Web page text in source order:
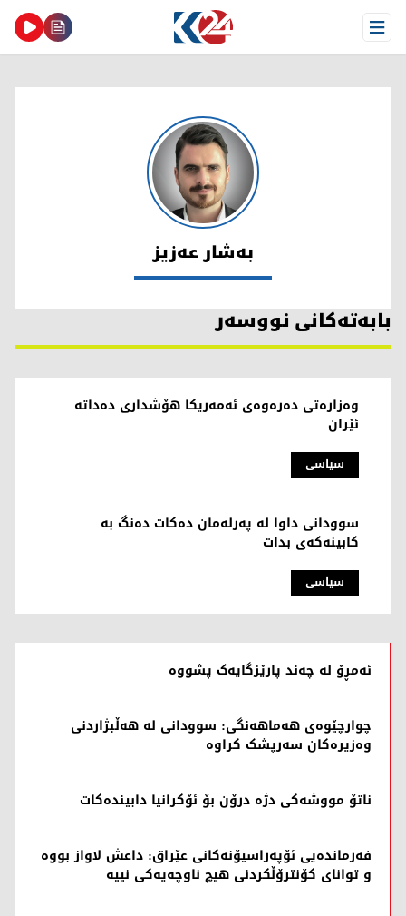
Open Menu
بەشار عەزیز
بەشار عەزیز
بابەتەکانی نووسەر
سیاسی
وەزارەتی دەرەوەی ئەمەریکا هۆشداری دەداتە
ئێران
سیاسی
سوودانی داوا لە پەرلەمان دەکات دەنگ بە
کابینەکەی بدات
ئەمڕۆ لە چەند پارێزگایەک پشووە
چوارچێوەی هەماهەنگی: سوودانی لە هەڵبژاردنی
وەزیرەکان سەرپشک کراوە
ناتۆ مووشەکی دژە درۆن بۆ ئۆکرانیا دابیندەکات
فەرماندەیی ئۆپەراسیۆنەکانی عێراق: داعش لاواز بووە
و توانای کۆنترۆڵکردنی هیچ ناوچەیەکی نییە